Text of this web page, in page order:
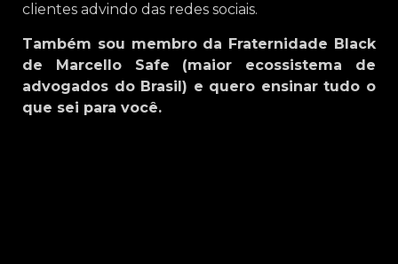
clientes advindo das redes sociais.
Também sou membro da Fraternidade Black
de Marcello Safe (maior ecossistema de
advogados do Brasil) e quero ensinar tudo o
que sei para você.